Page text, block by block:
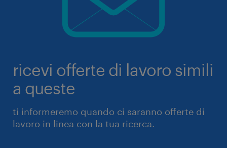
ricevi offerte di lavoro simili
a queste
ti informeremo quando ci saranno offerte di
lavoro in linea con la tua ricerca.